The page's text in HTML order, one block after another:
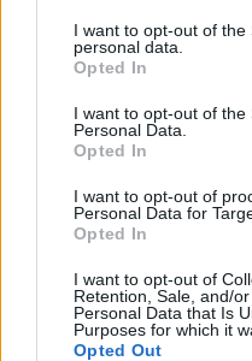
I want to opt-out of the
personal data.
Opted In
I want to opt-out of the
Personal Data.
Opted In
I want to opt-out of
Personal Data for
Opted In
I want to opt-out of
Retention, Sale, and/
Personal Data that Is
Purposes for which it
Opted Out